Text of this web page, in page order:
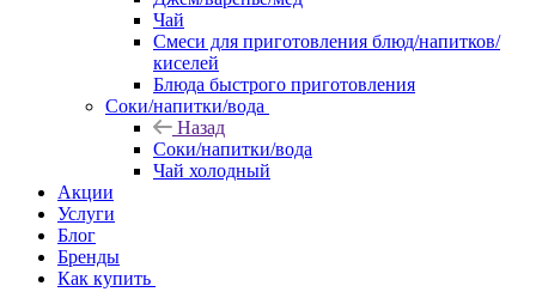
Чай
Смеси для приготовления блюд/напитков/
киселей
Блюда быстрого приготовления
Соки/напитки/вода
Назад
Соки/напитки/вода
Чай холодный
Акции
Услуги
Блог
Бренды
Как купить